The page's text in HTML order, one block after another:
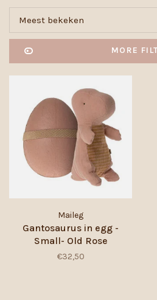
Meest bekeken
MORE
Maileg
Gantosaurus in egg -
Small- Old Rose
€32,50